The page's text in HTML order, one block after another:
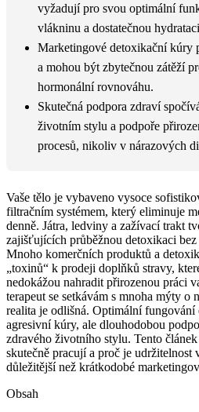
vyžadují pro svou optimální
vlákninu a dostatečnou
Marketingové detoxikační kúry
a mohou být zbytečnou zátěží
hormonální rovnováhu.
Skutečná podpora zdraví
životním stylu a podpoře
procesů, nikoliv v nárazových
Vaše tělo je vybaveno vysoce
filtračním systémem, který eliminuje
denně. Játra, ledviny a zažívací trakt
zajišťujících průběžnou detoxikaci bez
Mnoho komerčních produktů a
„toxinů“ k prodeji doplňků stravy,
nedokážou nahradit přirozenou práci
terapeut se setkávám s mnoha mýty o
realita je odlišná. Optimální fungování
agresivní kúry, ale dlouhodobou
zdravého životního stylu. Tento
skutečně pracují a proč je udržitelnost
důležitější než krátkodobé
Obsah